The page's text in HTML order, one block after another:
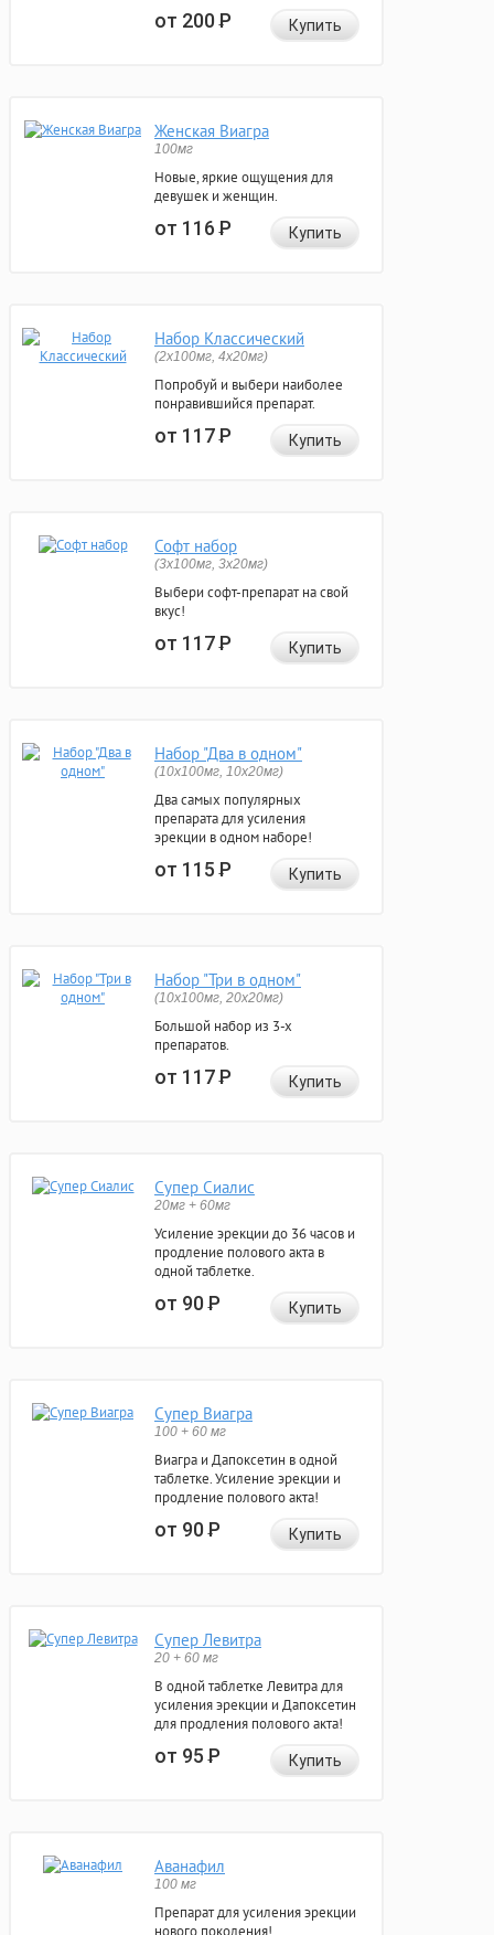
от 200Р Купить
Женская Виагра
100мг
Новые, яркие ощущения для
девушек и женщин.
от 116Р Купить
Набор Классический
(2x100мг, 4x20мг)
Попробуй и выбери наиболее
понравившийся препарат.
от 117Р Купить
Софт набор
(3x100мг, 3x20мг)
Выбери софт-препарат на свой
вкус!
от 117Р Купить
Набор "Два в одном"
(10x100мг, 10x20мг)
Два самых популярных
препарата для усиления
эрекции в одном наборе!
от 115Р Купить
Набор "Три в одном"
(10x100мг, 20x20мг)
Большой набор из 3-х
препаратов.
от 117Р Купить
Супер Сиалис
20мг + 60мг
Усиление эрекции до 36 часов и
продление полового акта в
одной таблетке.
от 90Р Купить
Супер Виагра
100 + 60 мг
Виагра и Дапоксетин в одной
таблетке. Усиление эрекции и
продление полового акта!
от 90Р Купить
Супер Левитра
20 + 60 мг
В одной таблетке Левитра для
усиления эрекции и Дапоксетин
для продления полового акта!
от 95Р Купить
Аванафил
100 мг
Препарат для усиления эрекции